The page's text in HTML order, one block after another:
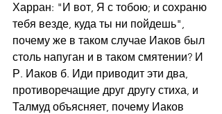
Харран: "И вот, Я с тобою; и сохраню
тебя везде, куда ты ни пойдешь",
почему же в таком случае Иаков был
столь напуган и в таком смятении? И
Р. Иаков б. Иди приводит эти два,
противоречащие друг другу стиха, и
Талмуд объясняет, почему Иаков